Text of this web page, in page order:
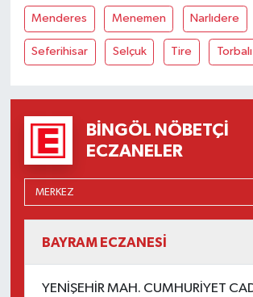
Menderes Menemen Narlıdere
Seferihisar Selçuk Tire Torbalı
BINGÖL NÖBETÇI
ECZANELER
BAYRAM ECZANESİ
YENİŞEHİR MAH. CUMHURİYET